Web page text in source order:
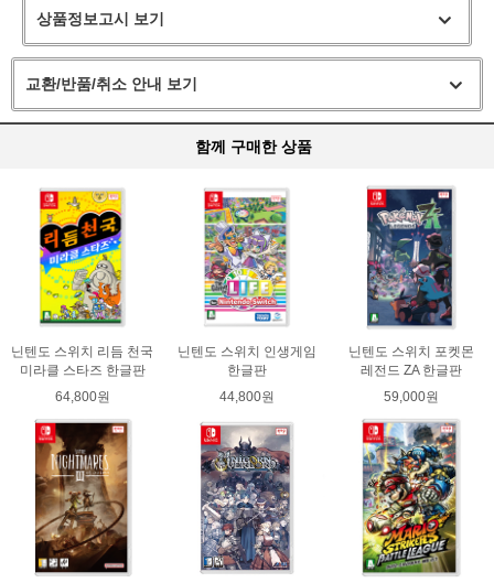
상품정보고시 보기
교환/반품/취소 안내 보기
함께 구매한 상품
닌텐도 스위치 리듬 천국
미라클 스타즈 한글판
64,800원
닌텐도 스위치 인생게임
한글판
44,800원
닌텐도 스위치 포켓몬
레전드 ZA 한글판
59,000원